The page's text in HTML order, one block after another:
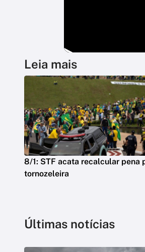
Leia mais
8/1: STF acata recalcular pena
tornozeleira
Últimas notícias